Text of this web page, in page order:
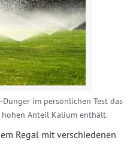
im persönlichen Test das
Anteil Kalium enthält.
Regal mit verschiedenen